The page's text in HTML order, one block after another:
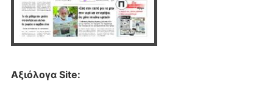
Αξιόλογα Site: